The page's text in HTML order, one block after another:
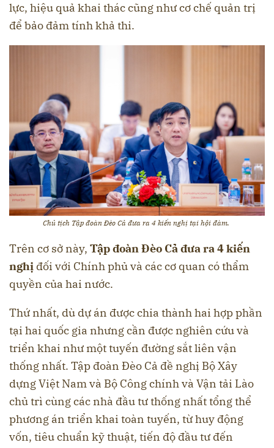
lực, hiệu quả khai thác cũng như cơ chế quản trị
để bảo đảm tính khả thi.
Chủ tịch Tập đoàn Đèo Cả đưa ra 4 kiến nghị tại hội đàm.
Trên cơ sở này, Tập đoàn Đèo Cả đưa ra 4 kiến
nghị đối với Chính phủ và các cơ quan có thẩm
quyền của hai nước.
Thứ nhất, dù dự án được chia thành hai hợp phần
tại hai quốc gia nhưng cần được nghiên cứu và
triển khai như một tuyến đường sắt liên vận
thống nhất. Tập đoàn Đèo Cả đề nghị Bộ Xây
dựng Việt Nam và Bộ Công chính và Vận tải Lào
chủ trì cùng các nhà đầu tư thống nhất tổng thể
phương án triển khai toàn tuyến, từ huy động
vốn, tiêu chuẩn kỹ thuật, tiến độ đầu tư đến